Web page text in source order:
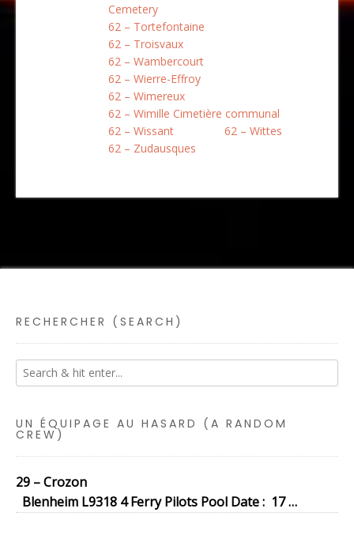
Cemetery
62 – Tortefontaine
62 – Troisvaux
62 – Wambercourt
62 – Wierre-Effroy
62 – Wimereux
62 – Wimille Cimetière communal
62 – Wissant
62 – Wittes
62 – Zudausques
RECHERCHER (SEARCH)
UN ÉQUIPAGE AU HASARD (A RANDOM
CREW)
29 – Crozon
Blenheim L9318 4 Ferry Pilots Pool Date : 17 …